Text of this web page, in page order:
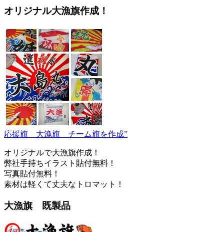
オリジナル大漁旗作成！
応援旗 大漁旗 チーム旗を作成”
オリジナルで大漁旗作成！
弊社手持ちイラスト貼付無料！
写真貼付無料！
素材は軽くて丈夫なトロマット！
大漁旗 既製品